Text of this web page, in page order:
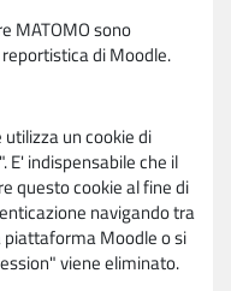
MATOMO sono
di Moodle.
un cookie di
indispensabile che il
questo cookie al fine di
navigando tra
piattaforma Moodle o si
viene eliminato.